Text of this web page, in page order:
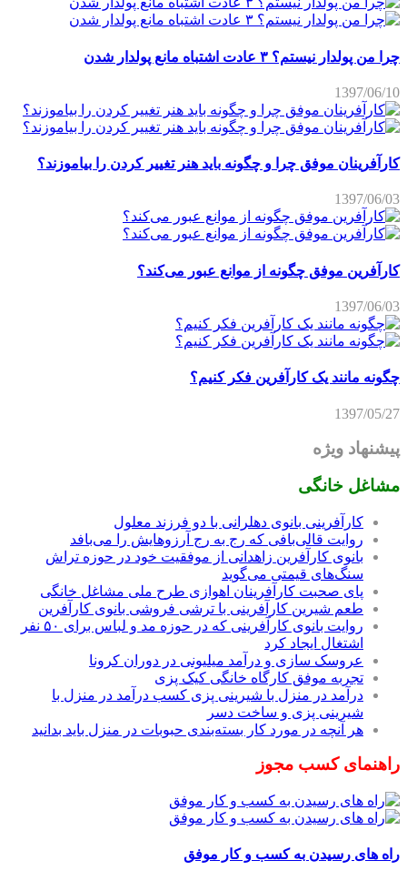
چرا من پولدار نیستم؟ ۳ عادت اشتباه مانع پولدار شدن
1397/06/10
کارآفرینان موفق چرا و چگونه باید هنر تغییر کردن را بیاموزند؟
1397/06/03
کارآفرین موفق چگونه از موانع عبور می‌کند؟
1397/06/03
چگونه مانند یک کارآفرین فکر کنیم؟
1397/05/27
پیشنهاد ویژه
مشاغل خانگی
کارآفرینی بانوی دهلرانی با دو فرزند معلول
روایت قالی‌بافی که رج به رج آرزوهایش را می‌بافد
بانوی کارآفرین زاهدانی از موفقیت خود در حوزه تراش
سنگ‌های قیمتی می‌گوید
پای صحبت کارآفرینان اهوازی طرح ملی مشاغل خانگی
طعم شیرین کارآفرینی با ترشی فروشی بانوی کارآفرین
روایت بانوی کارآفرینی که در حوزه مد و لباس برای ۵۰ نفر
اشتغال ایجاد کرد
عروسک سازی و درآمد میلیونی در دوران کرونا
تجربه موفق کارگاه خانگی کیک پزی
درآمد در منزل با شیرینی پزی کسب درآمد در منزل با
شیرینی پزی و ساخت دسر
هر آنچه در مورد کار بسته‌بندی حبوبات در منزل باید بدانید
راهنمای کسب مجوز
راه های رسیدن به کسب و کار موفق